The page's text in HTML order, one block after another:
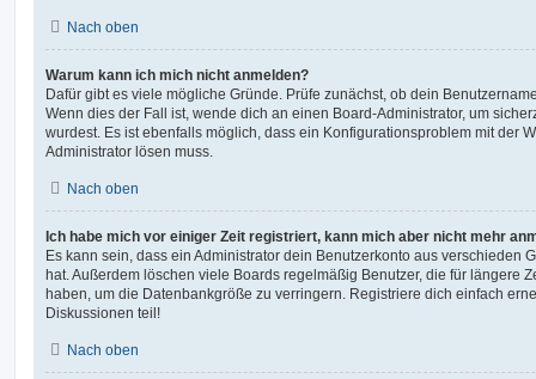
Nach oben
Warum kann ich mich nicht anmelden?
Dafür gibt es viele mögliche Gründe. Prüfe zunächst, ob dein
Wenn dies der Fall ist, wende dich an einen Board-Administrator, um
wurdest. Es ist ebenfalls möglich, dass ein Konfigurationsproblem mit der
Administrator lösen muss.
Nach oben
Ich habe mich vor einiger Zeit registriert, kann mich aber nicht mehr
Es kann sein, dass ein Administrator dein Benutzerkonto aus verschieden
hat. Außerdem löschen viele Boards regelmäßig Benutzer, die für längere
haben, um die Datenbankgröße zu verringern. Registriere dich einfach
Diskussionen teil!
Nach oben